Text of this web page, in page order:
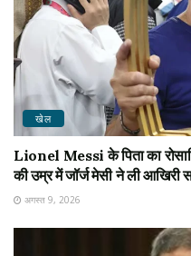
खेल
Lionel Messi के पिता का
की उम्र में जॉर्ज मेसी ने ली आखिरी
अगस्त 9, 2026